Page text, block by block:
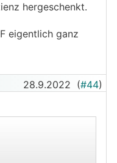
hergeschenkt.
eigentlich ganz
28.9.2022 (#44)